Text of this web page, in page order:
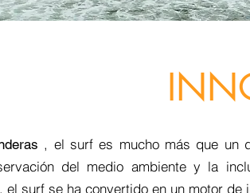
, el surf es mucho más que un
del medio ambiente y la
el surf se ha convertido en un motor